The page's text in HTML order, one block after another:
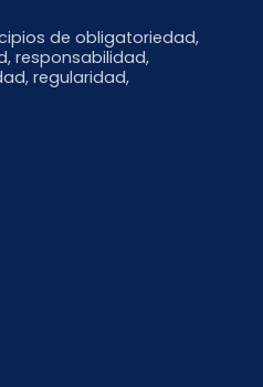
de obligatoriedad,
responsabilidad,
regularidad,